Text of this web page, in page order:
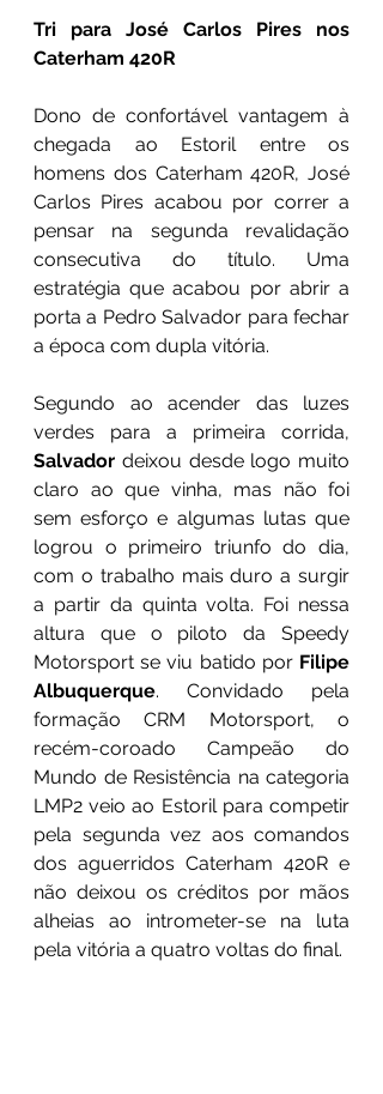
Tri para José Carlos Pires nos
Caterham 420R
Dono de confortável vantagem à
chegada ao Estoril entre os
homens dos Caterham 420R, José
Carlos Pires acabou por correr a
pensar na segunda revalidação
consecutiva do título. Uma
estratégia que acabou por abrir a
porta a Pedro Salvador para fechar
a época com dupla vitória.
Segundo ao acender das luzes
Salvador deixou desde logo muito
claro ao que vinha, mas não foi
sem esforço e algumas lutas que
logrou o primeiro triunfo do dia,
com o trabalho mais duro a surgir
a partir da quinta volta. Foi nessa
altura que o piloto da Speedy
Motorsport se viu batido por Filipe
Albuquerque. Convidado pela
formação CRM Motorsport, o
recém-coroado Campeão do
Mundo de Resistência na categoria
LMP2 veio ao Estoril para competir
pela segunda vez aos comandos
dos aguerridos Caterham 420R e
não deixou os créditos por mãos
alheias ao intrometer-se na luta
pela vitória a quatro voltas do final.